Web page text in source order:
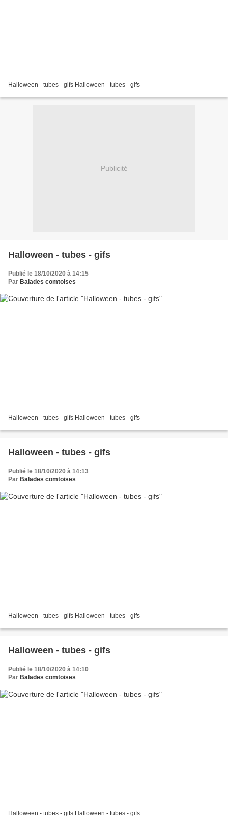
Halloween - tubes - gifs Halloween - tubes - gifs
Publicité
Halloween - tubes - gifs
Publié le 18/10/2020 à 14:15
Par Balades comtoises
Halloween - tubes - gifs Halloween - tubes - gifs
Halloween - tubes - gifs
Publié le 18/10/2020 à 14:13
Par Balades comtoises
Halloween - tubes - gifs Halloween - tubes - gifs
Halloween - tubes - gifs
Publié le 18/10/2020 à 14:10
Par Balades comtoises
Halloween - tubes - gifs Halloween - tubes - gifs